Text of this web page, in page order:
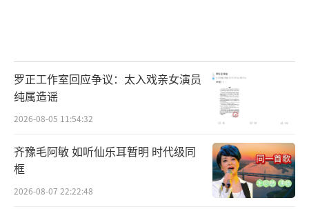
罗正工作室回应争议：太入戏亲女演员
纯属造谣
2026-08-05 11:54:32
齐豫毛阿敏 如听仙乐耳暂明 时代级同
框
2026-08-07 22:22:48